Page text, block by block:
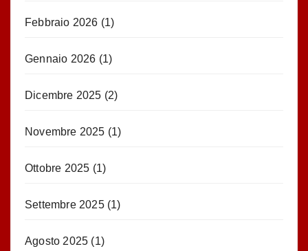
Febbraio 2026 (1)
Gennaio 2026 (1)
Dicembre 2025 (2)
Novembre 2025 (1)
Ottobre 2025 (1)
Settembre 2025(1)
Agosto 2025 (1)